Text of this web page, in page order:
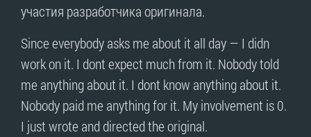
участия разработчика оригинала.
Since everybody asks me about it all day — I didn
work on it. I dont expect much from it. Nobody told
me anything about it. I dont know anything about it.
Nobody paid me anything for it. My involvement is 0.
I just wrote and directed the original.